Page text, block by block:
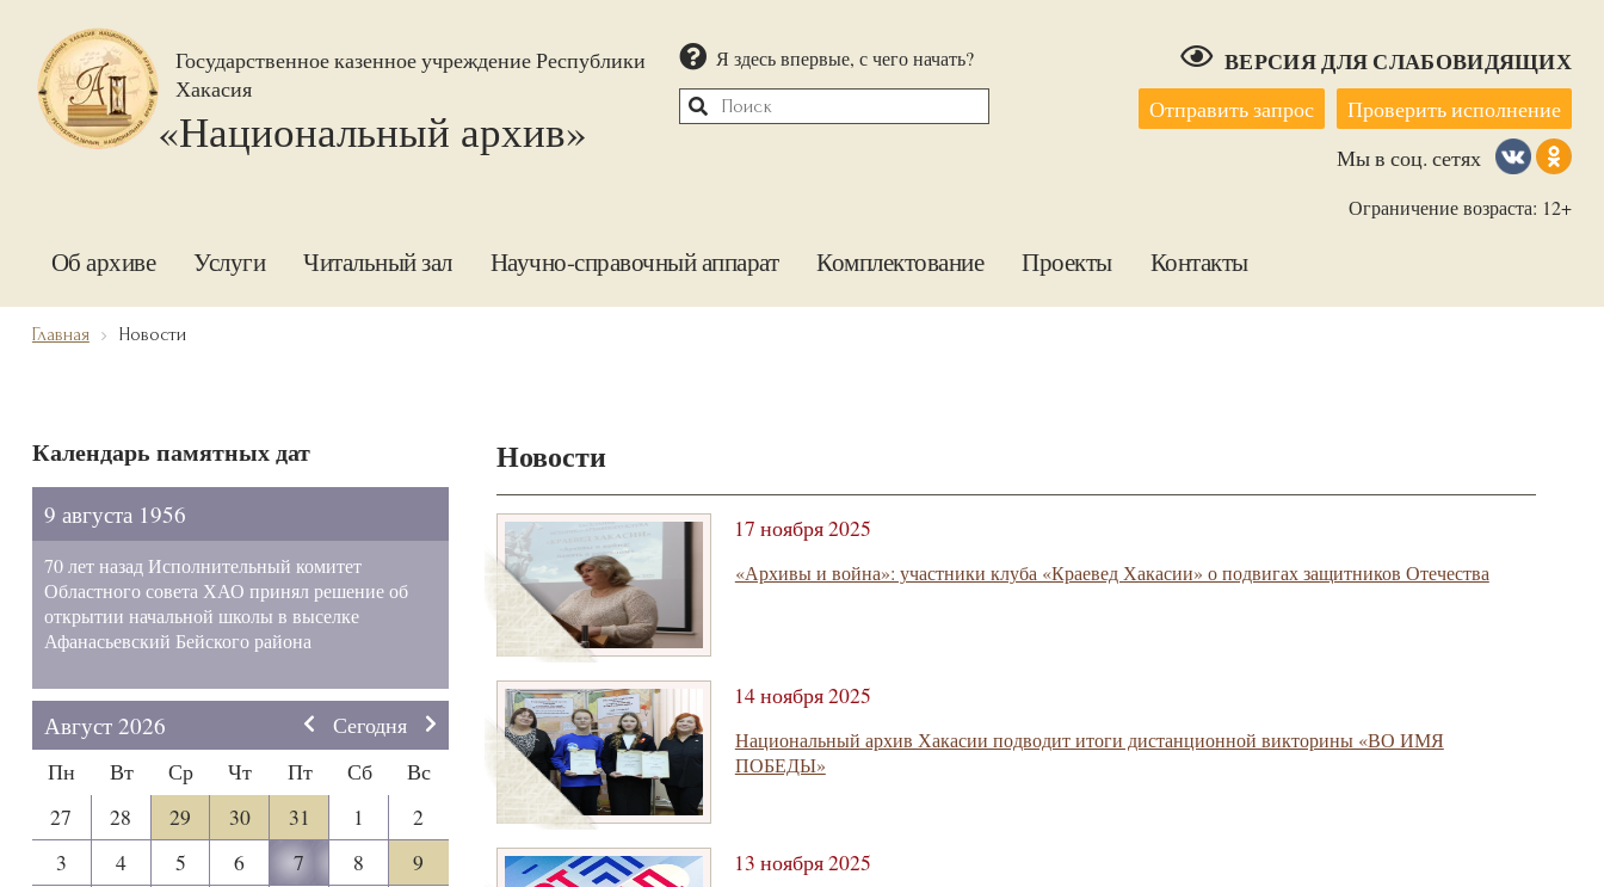
Государственное казенное учреждение Республики
Хакасия
«Национальный архив»
Я здесь впервые, с чего начать? ВЕРСИЯ ДЛЯ СЛАБОВИДЯЩИХ
Отправить запрос
Проверить исполнение
Мы в соц. сетях
Ограничение возраста: 12+
Об архиве Услуги Читальный зал Научно-справочный аппарат Комплектование Проекты Контакты
Главная Новости
Календарь памятных дат
9 августа 1956
70 лет назад Исполнительный комитет
Областного совета ХАО принял решение об
открытии начальной школы в выселке
Афанасьевский Бейского района
Август 2026
Сегодня
Пн
Вт Ср Чт Пт Сб
Вс
27
28 29 30 31 1
2
3
4 5 6 7 8
9
Новости
17 ноября 2025
«Архивы и война»: участники клуба «Краевед Хакасии» о подвигах защитников Отечества
14 ноября 2025
Национальный архив Хакасии подводит итоги дистанционной викторины «ВО ИМЯ
ПОБЕДЫ»
13 ноября 2025